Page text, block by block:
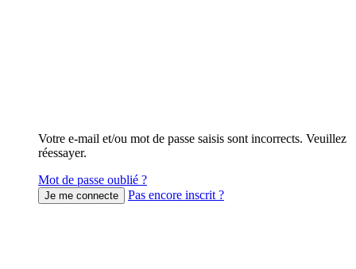
Votre e-mail et/ou mot de passe saisis sont incorrects. Veuillez
réessayer.
Mot de passe oublié ?
Pas encore inscrit ?